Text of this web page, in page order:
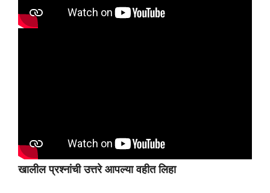
खालील प्रश्नांची उत्तरे आपल्या वहीत लिहा